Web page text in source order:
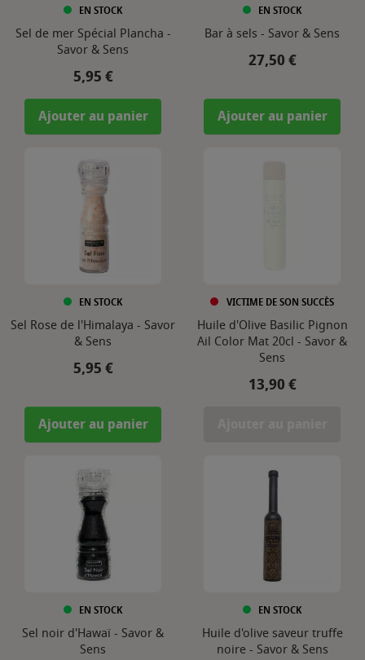
EN STOCK
Sel de mer Spécial Plancha -
Savor & Sens
Prix
5,95 €
Ajouter au panier
EN STOCK
Bar à sels - Savor & Sens
Prix
27,50 €
Ajouter au panier
EN STOCK
Sel Rose de l'Himalaya - Savor
& Sens
Prix
5,95 €
Ajouter au panier
VICTIME DE SON SUCCÈS
Huile d'Olive Basilic Pignon
Ail Color Mat 20cl - Savor &
Sens
Prix
13,90 €
EN STOCK
Sel noir d'Hawaï - Savor &
Sens
EN STOCK
Huile d'olive saveur truffe
noire - Savor & Sens